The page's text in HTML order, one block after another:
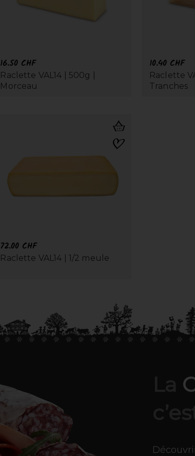
16.50 CHF
Raclette VAL14 | 500g |
Morceau
10.40 CHF
Raclette
Tranches
72.00 CHF
Raclette VAL14 | 1/2 meule